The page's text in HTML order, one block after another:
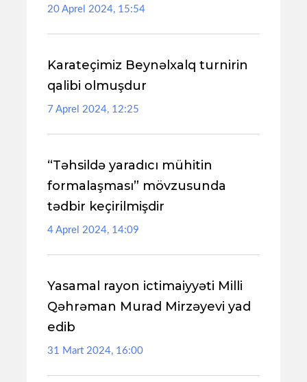
20 Aprel 2024, 15:54
Karateçimiz Beynəlxalq turnirin
qalibi olmuşdur
7 Aprel 2024, 12:25
“Təhsildə yaradıcı mühitin
formalaşması” mövzusunda
tədbir keçirilmişdir
4 Aprel 2024, 14:09
Yasamal rayon ictimaiyyəti Milli
Qəhrəman Murad Mirzəyevi yad
edib
31 Mart 2024, 16:00